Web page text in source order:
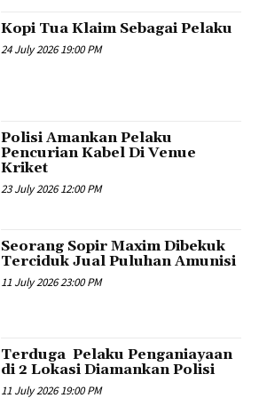
Kopi Tua Klaim Sebagai Pelaku
24 July 2026 19:00 PM
Polisi Amankan Pelaku
Pencurian Kabel Di Venue
Kriket
23 July 2026 12:00 PM
Seorang Sopir Maxim Dibekuk
Terciduk Jual Puluhan Amunisi
11 July 2026 23:00 PM
Terduga Pelaku Penganiayaan
di 2 Lokasi Diamankan Polisi
11 July 2026 19:00 PM